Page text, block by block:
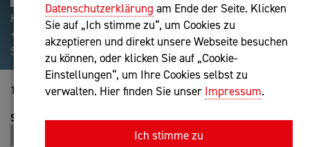
Datenschutzerklärung am Ende der Seite. Klicken
Sie auf „Ich stimme zu“, um Cookies zu
akzeptieren und direkt unsere Webseite besuchen
zu können, oder klicken Sie auf „Cookie-
Einstellungen“, um Ihre Cookies selbst zu
verwalten. Hier finden Sie unser Impressum.
Ich stimme zu
Hilfreiche Suchparameter: Begriff einschließen:
+webshop, Begriff ausschließen: -webshop, Exakter
Suchbegriff: "internet of things"
1-2 von 2
Sortierung
Entfernung